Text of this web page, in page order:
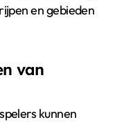
en gebieden
van
kunnen